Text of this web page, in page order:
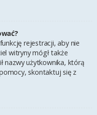
rejestracji, aby nie
witryny mógł także
nazwy użytkownika, którą
skontaktuj się z